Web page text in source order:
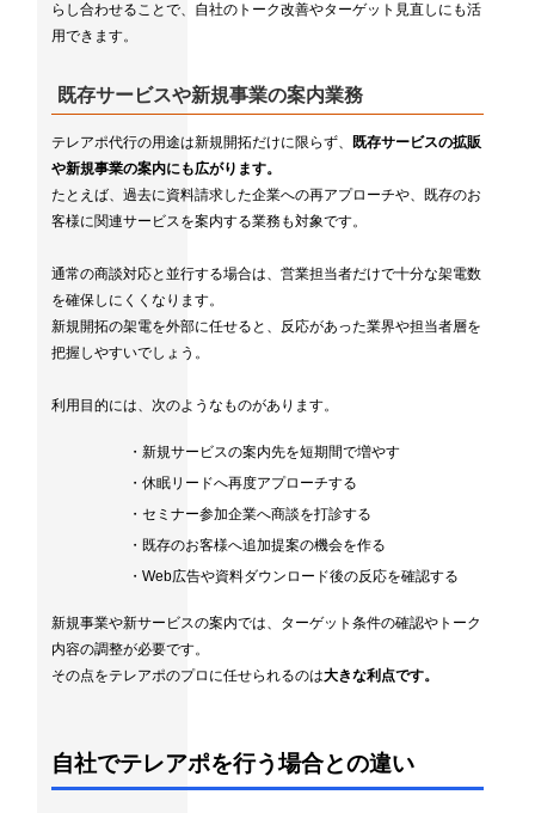
らし合わせることで、自社のトーク改善やターゲット見直しにも活
用できます。
既存サービスや新規事業の案内業務
テレアポ代行の用途は新規開拓だけに限らず、
既存サービスの拡販
や新規事業の案内にも広がります。
たとえば、過去に資料請求した企業への再アプローチや、既存のお
客様に関連サービスを案内する業務も対象です。
通常の商談対応と並行する場合は、営業担当者だけで十分な架電数
を確保しにくくなります。
新規開拓の架電を外部に任せると、反応があった業界や担当者層を
把握しやすいでしょう。
利用目的には、次のようなものがあります。
・新規サービスの案内先を短期間で増やす
・休眠リードへ再度アプローチする
・セミナー参加企業へ商談を打診する
・既存のお客様へ追加提案の機会を作る
・Web広告や資料ダウンロード後の反応を確認する
新規事業や新サービスの案内では、ターゲット条件の確認やトーク
内容の調整が必要です。
その点をテレアポのプロに任せられるのは大きな利点です。
自社でテレアポを行う場合との違い